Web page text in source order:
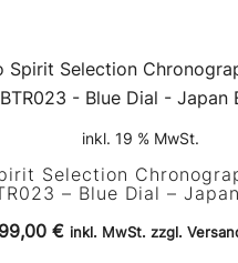
inkl. 19 % MwSt.
Selection
– Blue Dial –
€ inkl. MwSt. zzgl.